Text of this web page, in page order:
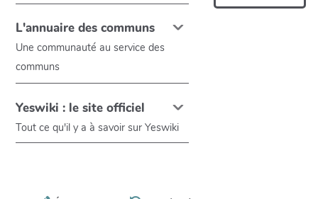
L'annuaire des communs
Une communauté au service des
communs
Yeswiki : le site officiel
Tout ce qu'il y a à savoir sur Yeswiki